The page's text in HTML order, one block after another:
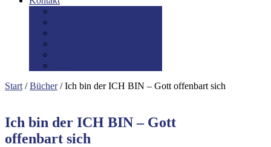
Start /Bücher/ Ich bin der ICH BIN – Gott offenbart sich
Ich bin der ICH BIN – Gott
offenbart sich